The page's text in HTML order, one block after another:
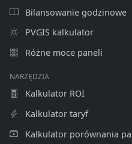
Bilansowanie godzinowe
PVGIS kalkulator
Różne moce paneli
NARZĘDZIA
Kalkulator ROI
Kalkulator taryf
Kalkulator porównania